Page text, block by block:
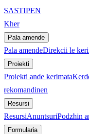
SASTIPEN
Kher
Pala amende
Pala amendeDirekcii le
Proiekti
Proiekti ande kerimata
rekomandinen
Resursi
ResursiAnuntsuriPodzhin
Formularia